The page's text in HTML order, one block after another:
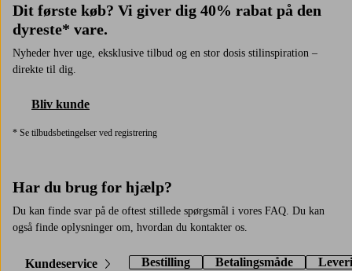
Dit første køb? Vi giver dig 40% rabat på den
dyreste* vare.
Nyheder hver uge, eksklusive tilbud og en stor dosis stilinspiration –
direkte til dig.
Bliv kunde
* Se tilbudsbetingelser ved registrering
Har du brug for hjælp?
Du kan finde svar på de oftest stillede spørgsmål i vores FAQ. Du kan
også finde oplysninger om, hvordan du kontakter os.
Kundeservice Bestilling Betalingsmåde